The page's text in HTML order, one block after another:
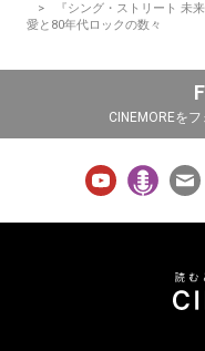
『シング・ストリート 未
愛と80年代ロックの数々
CINEMOREを